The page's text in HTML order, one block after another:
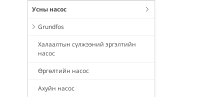
Усны насос
Grundfos
Халаалтын сүлжээний эргэлтийн
насос
Өргөлтийн насос
Ахуйн насос